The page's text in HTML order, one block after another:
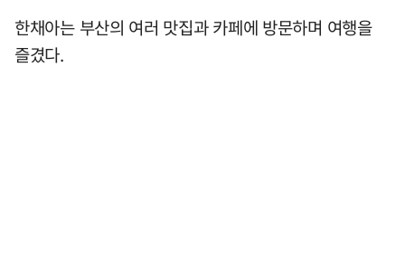
한채아는 부산의 여러 맛집과 카페에 방문하며 여행을
즐겼다.